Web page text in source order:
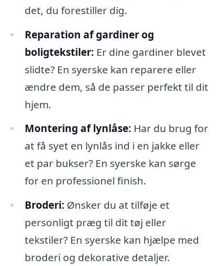
det, du forestiller dig.
Reparation af gardiner og
boligtekstiler: Er dine gardiner blevet
slidte? En syerske kan reparere eller
ændre dem, så de passer perfekt til dit
hjem.
Montering af lynlåse: Har du brug for
at få syet en lynlås ind i en jakke eller
et par bukser? En syerske kan sørge
for en professionel finish.
Broderi: Ønsker du at tilføje et
personligt præg til dit tøj eller
tekstiler? En syerske kan hjælpe med
broderi og dekorative detaljer.